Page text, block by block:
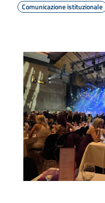
Comunicazione istituzionale